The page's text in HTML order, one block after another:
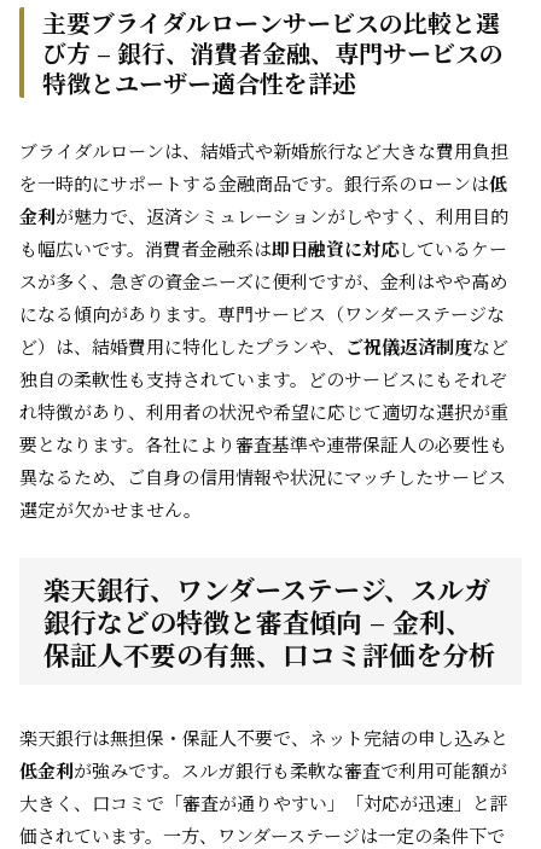
主要ブライダルローンサービスの比較と選
び方 – 銀行、消費者金融、専門サービスの
特徴とユーザー適合性を詳述
ブライダルローンは、結婚式や新婚旅行など大きな費用負担
を一時的にサポートする金融商品です。銀行系のローンは低
金利が魅力で、返済シミュレーションがしやすく、利用目的
も幅広いです。消費者金融系は即日融資に対応しているケー
スが多く、急ぎの資金ニーズに便利ですが、金利はやや高め
になる傾向があります。専門サービス（ワンダーステージな
ど）は、結婚費用に特化したプランや、 ご祝儀返済制度など
独自の柔軟性も支持されています。どのサービスにもそれぞ
れ特徴があり、利用者の状況や希望に応じて適切な選択が重
要となります。各社により審査基準や連帯保証人の必要性も
異なるため、ご自身の信用情報や状況にマッチしたサービス
選定が欠かせません。
楽天銀行、ワンダーステージ、スルガ
銀行などの特徴と審査傾向 – 金利、
保証人不要の有無、口コミ評価を分析
楽天銀行は無担保・保証人不要で、ネット完結の申し込みと
低金利が強みです。スルガ銀行も柔軟な審査で利用可能額が
大きく、口コミで「審査が通りやすい」「対応が迅速」と評
価されています。一方、ワンダーステージは一定の条件下で